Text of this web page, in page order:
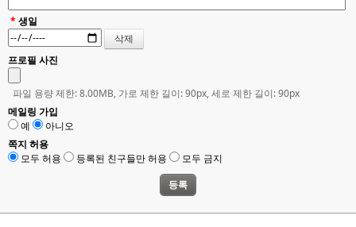
* 생일
프로필 사진
파일 용량 제한: 8.00MB, 가로 제한 길이: 90px, 세로 제한 길이: 90px
메일링 가입
예
아니오
쪽지 허용
모두 허용
등록된 친구들만 허용 모두 금지